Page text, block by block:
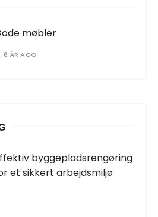
møbler
6 ÅR AGO
byggepladsrengøring
et sikkert arbejdsmiljø